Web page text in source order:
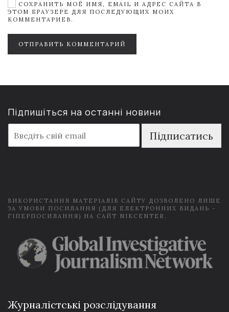
СОХРАНИТЬ МОЁ ИМЯ, EMAIL И АДРЕС САЙТА В
ЭТОМ БРАУЗЕРЕ ДЛЯ ПОСЛЕДУЮЩИХ МОИХ
КОММЕНТАРИЕВ.
ОТПРАВИТЬ КОММЕНТАРИЙ
Підпишіться на останні новини
m
a
Підписатись
ВИКОРИСТАННЯ МАТЕРІАЛІВ САЙТУ ДОЗВОЛЕНО ЛИШЕ
ЗА УМОВИ ПОСИЛАННЯ (ДЛЯ ЕЛЕКТРОННИХ ВИДАНЬ -
ГІПЕРПОСИЛАННЯ) НА САЙТ NIKCENTER.
Журналістські розслідування